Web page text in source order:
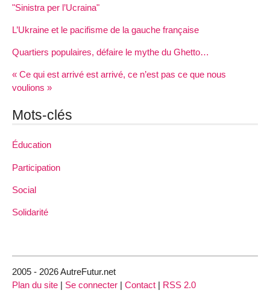
"Sinistra per l’Ucraina"
L’Ukraine et le pacifisme de la gauche française
Quartiers populaires, défaire le mythe du Ghetto…
« Ce qui est arrivé est arrivé, ce n’est pas ce que nous
voulions »
Mots-clés
Éducation
Participation
Social
Solidarité
2005 - 2026 AutreFutur.net
Plan du site | Se connecter | Contact | RSS 2.0